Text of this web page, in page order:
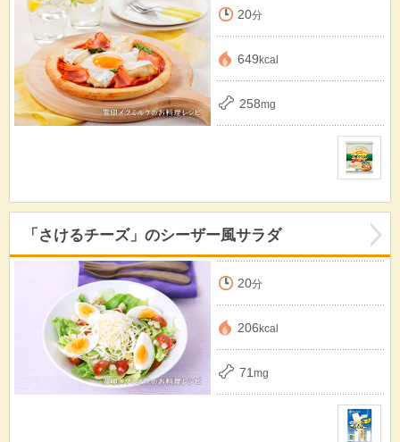
20分
649 kcal
258mg
「さけるチーズ」のシーザー風サラダ
20分
206 kcal
71 mg